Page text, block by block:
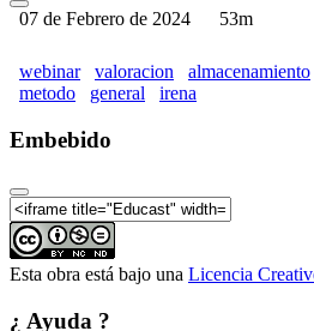
07 de Febrero de 2024 53m
webinar valoracion almacenamiento
metodo
general irena
Embebido
Esta obra está bajo una Licencia
¿ Ayuda ?